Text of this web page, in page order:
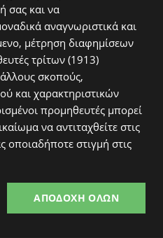
ΠΑΓΚΟΣΜΙΑ
ΓΑΤΑΣ: Χιλιάδες
Κύπρο, καθεμία
μοναδική – Το
χαδιάρικο
με τη ματιά
καρδιές
STORIES
ΕΞΩΤΙΚΑ ΖΩΑ
ΚΥΠΡΟ: Πότε
επιτρέπεται
απαγορεύεται
μαϊμού ως
διατηρείς νόμιμα
σας και να
αναγνωριστικά και
μέτρηση διαφημίσεων
τρίτων (1913)
άλλους σκοπούς,
και χαρακτηριστικών
προμηθευτές μπορεί
να αντιταχθείτε στις
οποιαδήποτε στιγμή στις
ΑΠΟΔΟΧΉ ΌΛΩΝ